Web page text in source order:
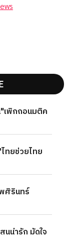
เพิกถอนมติค
ทยช่วยไทย
น่ารัก มัดใจ